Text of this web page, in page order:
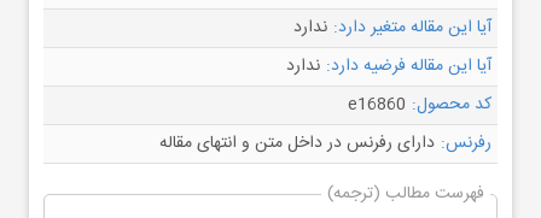
آیا این مقاله متغیر دارد: ندارد
آیا این مقاله فرضیه دارد: ندارد
کد محصول: e16860
رفرنس: دارای رفرنس در داخل متن و انتهای مقاله
فهرست مطالب (ترجمه)